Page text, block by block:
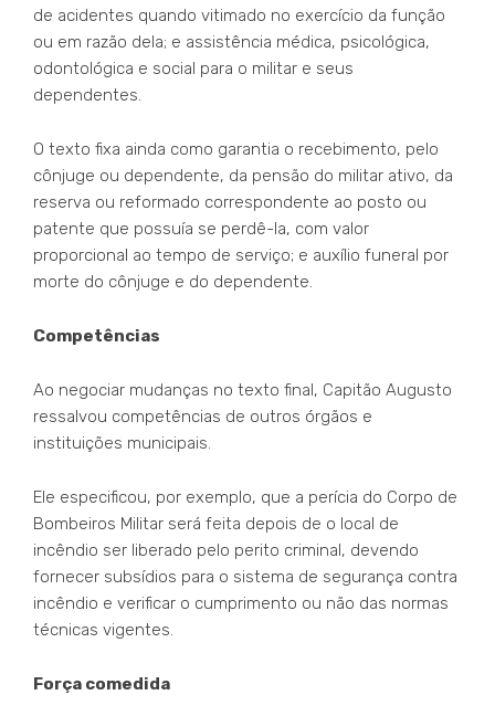
de acidentes quando vitimado no exercício da função
ou em razão dela; e assistência médica, psicológica,
odontológica e social para o militar e seus
dependentes.
O texto fixa ainda como garantia o recebimento, pelo
cônjuge ou dependente, da pensão do militar ativo, da
reserva ou reformado correspondente ao posto ou
patente que possuía se perdê-la, com valor
proporcional ao tempo de serviço; e auxílio funeral por
morte do cônjuge e do dependente.
Competências
Ao negociar mudanças no texto final, Capitão Augusto
ressalvou competências de outros órgãos e
instituições municipais.
Ele especificou, por exemplo, que a perícia do Corpo de
Bombeiros Militar será feita depois de o local de
incêndio ser liberado pelo perito criminal, devendo
fornecer subsídios para o sistema de segurança contra
incêndio e verificar o cumprimento ou não das normas
técnicas vigentes.
Força comedida